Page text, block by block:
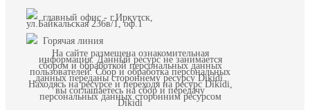
главный офис - г.Иркутск,
ул.Байкальская 236в/1, оф.1
Горячая линия
На сайте размещена ознакомительная
информация. Данный ресурс не занимается
сбором и обработкой персональных данных
пользователей. Сбор и обработка персональных
данных переданы стороннему ресурсу Dikidi.
Находясь на ресурсе и переходя на ресурс Dikidi,
вы соглашаетесь на сбор и передачу
персональных данных сторонним ресурсом
Dikidi